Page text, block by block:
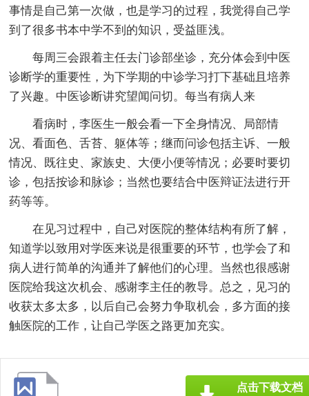
事情是自己第一次做，也是学习的过程，我觉得自己学
到了很多书本中学不到的知识，受益匪浅。
每周三会跟着主任去门诊部坐诊，充分体会到中医
诊断学的重要性，为下学期的中诊学习打下基础且培养
了兴趣。中医诊断讲究望闻问切。每当有病人来
看病时，李医生一般会看一下全身情况、局部情
况、看面色、舌苔、躯体等；继而问诊包括主诉、一般
情况、既往史、家族史、大便小便等情况；必要时要切
诊，包括按诊和脉诊；当然也要结合中医辩证法进行开
药等等。
在见习过程中，自己对医院的整体结构有所了解，
知道学以致用对学医来说是很重要的环节，也学会了和
病人进行简单的沟通并了解他们的心理。当然也很感谢
医院给我这次机会、感谢李主任的教导。总之，见习的
收获太多太多，以后自己会努力争取机会，多方面的接
触医院的工作，让自己学医之路更加充实。
点击下载文档